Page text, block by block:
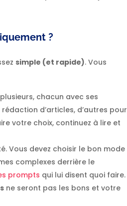
?
simple (et rapide). Vous
chacun avec ses
d’articles, d’autres pour
votre choix, continuez à lire et
Vous devez choisir le bon mode
complexes derrière le
prompts qui lui disent quoi faire.
ne seront pas les bons et votre